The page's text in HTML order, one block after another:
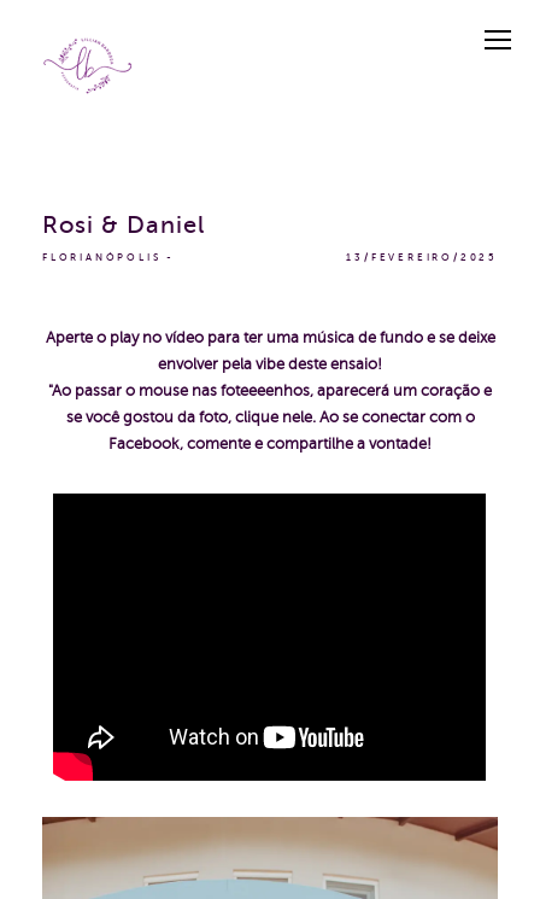
FLORIANÓPOLIS 13/FEVEREIRO/2025
Rosi & Daniel
Aperte o play no vídeo para ter uma música de fundo e se deixe
envolver pela vibe deste ensaio!
"Ao passar o mouse nas foteeeenhos, aparecerá um coração e
se você gostou da foto, clique nele. Ao se conectar com o
Facebook, comente e compartilhe a vontade!